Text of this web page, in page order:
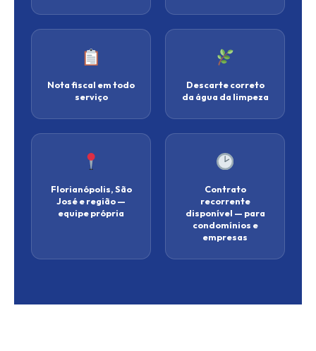
Nota fiscal em todo
serviço
Descarte correto
da água da limpeza
Florianópolis, São
José e região —
equipe própria
Contrato
recorrente
disponível — para
condomínios e
empresas